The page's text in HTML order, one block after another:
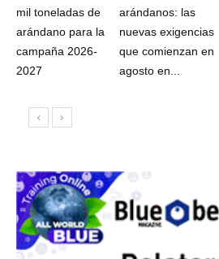
mil toneladas de
arándano para la
campaña 2026-
2027
arándanos: las
nuevas exigencias
que comienzan en
agosto en...